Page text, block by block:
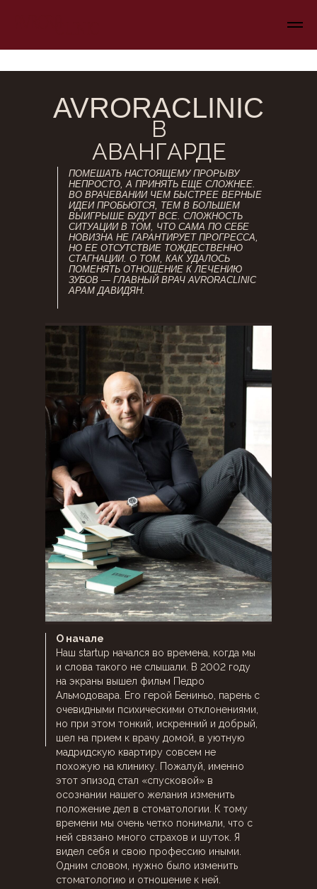
ПОМЕШАТЬ НАСТОЯЩЕМУ ПРОРЫВУ
НЕПРОСТО, А ПРИНЯТЬ ЕЩЕ СЛОЖНЕЕ.
ВО ВРАЧЕВАНИИ ЧЕМ БЫСТРЕЕ ВЕРНЫЕ
ИДЕИ ПРОБЬЮТСЯ, ТЕМ В БОЛЬШЕМ
ВЫИГРЫШЕ БУДУТ ВСЕ. СЛОЖНОСТЬ
СИТУАЦИИ В ТОМ, ЧТО САМА ПО СЕБЕ
НОВИЗНА НЕ ГАРАНТИРУЕТ ПРОГРЕССА,
НО ЕЕ ОТСУТСТВИЕ ТОЖДЕСТВЕННО
СТАГНАЦИИ. О ТОМ, КАК УДАЛОСЬ
ПОМЕНЯТЬ ОТНОШЕНИЕ К ЛЕЧЕНИЮ
ЗУБОВ — ГЛАВНЫЙ ВРАЧ AVRORACLINIC
АРАМ ДАВИДЯН.
AVRORACLINIC
В
АВАНГАРДЕ
О начале
Наш startup начался во времена, когда мы
и слова такого не слышали. В 2002 году
на экраны вышел фильм Педро
Альмодовара. Его герой Бениньо, парень с
очевидными психическими отклонениями,
но при этом тонкий, искренний и добрый,
шел на прием к врачу домой, в уютную
мадридскую квартиру совсем не
похожую на клинику. Пожалуй, именно
этот эпизод стал «спусковой» в
осознании нашего желания изменить
положение дел в стоматологии. К тому
времени мы очень четко понимали, что с
ней связано много страхов и шуток. Я
видел себя и свою профессию иными.
Одним словом, нужно было изменить
стоматологию и отношение к ней.